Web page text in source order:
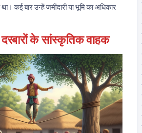
था। कई बार उन्हें जमींदारी या भूमि का अधिकार
के सांस्कृतिक वाहक